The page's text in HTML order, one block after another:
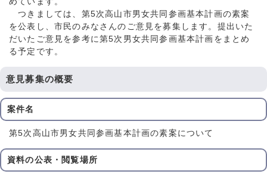
つきましては、第5次高山市男女共同参画基本計画の素案
を公表し、市民のみなさんのご意見を募集します。提出いた
だいたご意見を参考に第5次男女共同参画基本計画をまとめ
る予定です。
意見募集の概要
案件名
第5次高山市男女共同参画基本計画の素案について
資料の公表・閲覧場所